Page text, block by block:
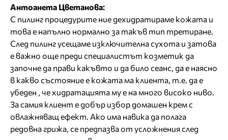
Антоанета Цветанова:
С пилинг процедурите ние дехидратираме кожата и
това е напълно нормално за такъв тип третиране.
След пилинг усещаме изключителна сухота и затова
е важно още преди специалистът козметик да
започне да прави какъвто и да било сеанс, да е наясно
в какво състояние е кожата ма клиента, т.е. да е
убеден , че хидратацията му е на много високо ниво.
За самия клиент е добър избор домашен крем с
овлажняващ ефект. Ако има навика да полага
редовна грижа, се предпазва от усложнения след